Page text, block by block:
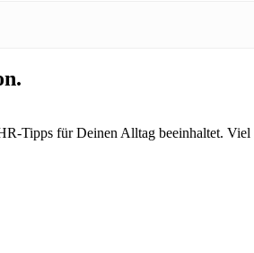
Tipps für Deinen Alltag beeinhaltet. Viel